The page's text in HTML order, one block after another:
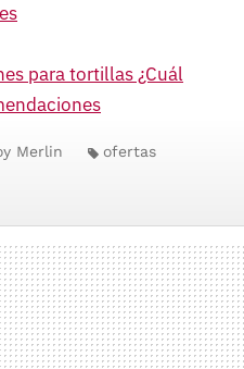
para tortillas ¿Cuál
Merlin ofertas